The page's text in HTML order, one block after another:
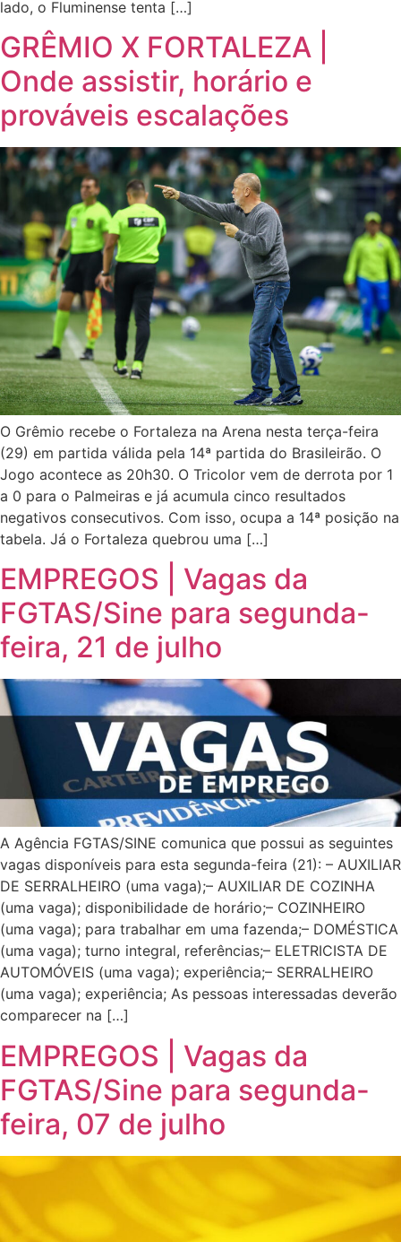
lado, o Fluminense tenta […]
GRÊMIO X FORTALEZA |
Onde assistir, horário e
prováveis escalações
O Grêmio recebe o Fortaleza na Arena nesta terça-feira
(29) em partida válida pela 14ª partida do Brasileirão. O
Jogo acontece as 20h30. O Tricolor vem de derrota por 1
a 0 para o Palmeiras e já acumula cinco resultados
negativos consecutivos. Com isso, ocupa a 14ª posição na
tabela. Já o Fortaleza quebrou uma […]
EMPREGOS | Vagas da
FGTAS/Sine para segunda-
feira, 21 de julho
A Agência FGTAS/SINE comunica que possui as seguintes
vagas disponíveis para esta segunda-feira (21): – AUXILIAR
DE SERRALHEIRO (uma vaga);– AUXILIAR DE COZINHA
(uma vaga); disponibilidade de horário;– COZINHEIRO
(uma vaga); para trabalhar em uma fazenda;– DOMÉSTICA
(uma vaga); turno integral, referências;– ELETRICISTA DE
AUTOMÓVEIS (uma vaga); experiência;– SERRALHEIRO
(uma vaga); experiência; As pessoas interessadas deverão
comparecer na […]
EMPREGOS | Vagas da
FGTAS/Sine para segunda-
feira, 07 de julho